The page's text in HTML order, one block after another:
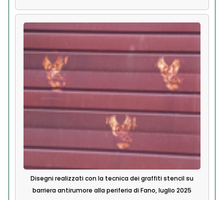
Disegni realizzati con la tecnica dei graffiti stencil su
barriera antirumore alla periferia di Fano, luglio 2025